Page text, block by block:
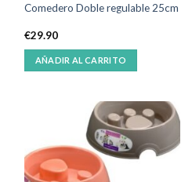
Comedero Doble regulable 25cm
€29.90
AÑADIR AL CARRITO